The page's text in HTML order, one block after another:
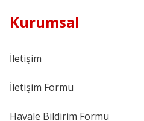
Kurumsal
İletişim
İletişim Formu
Havale Bildirim Formu